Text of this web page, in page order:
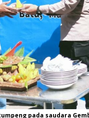
pada saudara